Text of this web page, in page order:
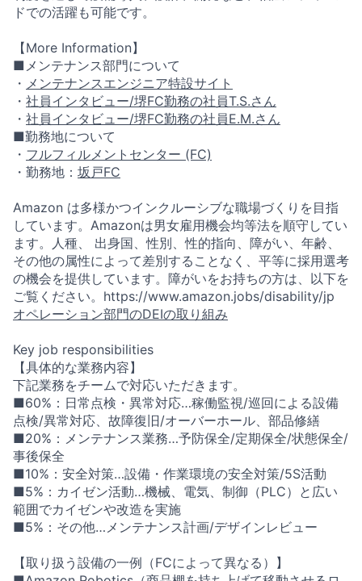
ドでの活躍も可能です。
【More Information】
■メンテナンス部門について
・ メンテナンスエンジニア特設サイト
・ 社員インタビュー/堺FC勤務の社員T.S.さん
・ 社員インタビュー/堺FC勤務の社員E.M.さん
■勤務地について
・ フルフィルメントセンター (FC)
・勤務地： 坂戸FC
Amazon は多様かつインクルーシブな職場づくりを目指
しています。Amazonは男女雇用機会均等法を順守してい
ます。人種、 出身国、性別、性的指向、障がい、年齢、
その他の属性によって差別することなく、平等に採用選考
の機会を提供しています。障がいをお持ちの方は、以下を
ご覧ください。https://www.amazon.jobs/disability/jp
オペレーション部門のDEIの取り組み
Key job responsibilities
【具体的な業務内容】
下記業務をチームで対応いただきます。
■60%：日常点検・異常対応…稼働監視/巡回による設備
点検/異常対応、故障復旧/オーバーホール、部品修繕
■20%：メンテナンス業務…予防保全/定期保全/状態保全/
事後保全
■10%：安全対策…設備・作業環境の安全対策/5S活動
■5%：カイゼン活動…機械、電気、制御（PLC）と広い
範囲でカイゼンや改造を実施
■5%：その他…メンテナンス計画/デザインレビュー
【取り扱う設備の一例（FCによって異なる）】